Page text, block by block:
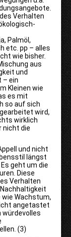
Verhalten
-
Palmöl,
etc. pp – alles
wie bisher.
aus
und
– ein
Kleinen wie
es mit
so auf sich
wird,
wirklich
nicht die
und nicht
längst
geht um die
Diese
Verhalten
Wachstum,
angetastet
würdevolles
(3)